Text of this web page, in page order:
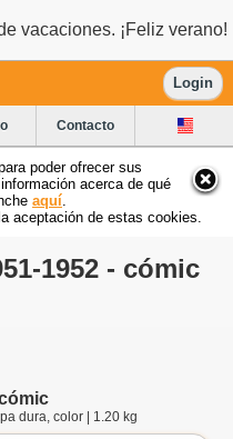
vacaciones. ¡Feliz verano!
Login
Contacto
poder ofrecer sus
acerca de qué
aquí
aceptación de estas cookies.
1952 - cómic
dura, color | 1.20 kg